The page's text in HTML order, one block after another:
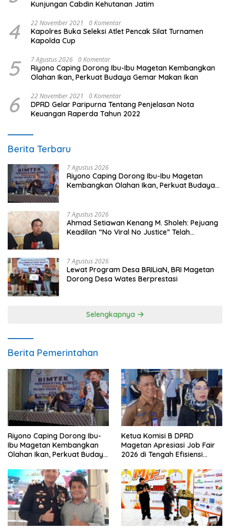
Kunjungan Cabdin Kehutanan Jatim
4 22 November 2021 0 Komentar
Kapolres Buka Seleksi Atlet Pencak Silat Turnamen
Kapolda Cup
5 7 Agustus 2026 0 Komentar
Riyono Caping Dorong Ibu-Ibu Magetan Kembangkan
Olahan Ikan, Perkuat Budaya Gemar Makan Ikan
6 22 November 2021 0 Komentar
DPRD Gelar Paripurna Tentang Penjelasan Nota
Keuangan Raperda Tahun 2022
Berita Terbaru
7 Agustus 2026
Riyono Caping Dorong Ibu-Ibu Magetan
Kembangkan Olahan Ikan, Perkuat Budaya
7 Agustus 2026
Ahmad Setiawan Kenang M. Sholeh: Pejuang
Keadilan “No Viral No Justice” Telah
7 Agustus 2026
Lewat Program Desa BRILiaN, BRI Magetan
Dorong Desa Wates Berprestasi
Selengkapnya
Berita Pemerintahan
Riyono Caping Dorong Ibu-
Ibu Magetan Kembangkan
Olahan Ikan, Perkuat Budaya
Ketua Komisi B DPRD
Magetan Apresiasi Job Fair
2026 di Tengah Efisiensi